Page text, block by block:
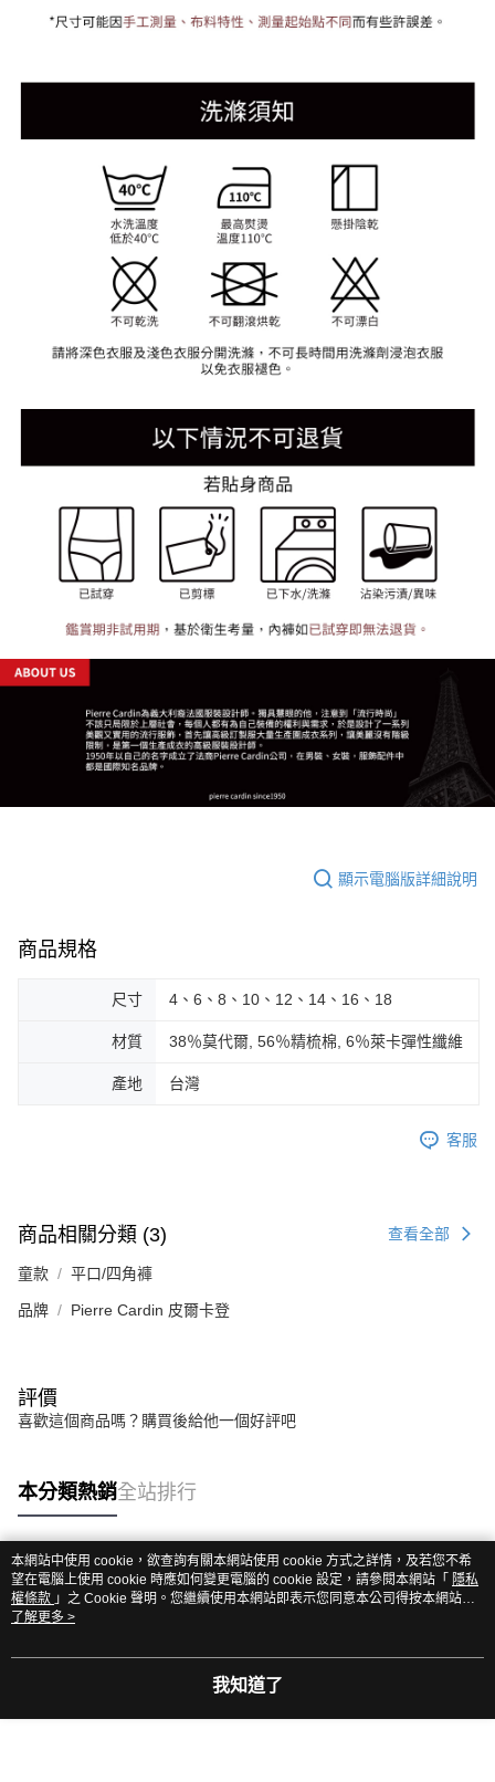
顯示電腦版詳細說明
商品規格
尺寸 4、6、8、10、12、14、16、18
材質 38％莫代爾, 56％精梳棉, 6％萊卡彈性纖維
產地 台灣
客服
商品相關分類 (3) 查看全部
童款 平口/四角褲
品牌 Pierre Cardin 皮爾卡登
評價
喜歡這個商品嗎？購買後給他一個好評吧
本分類熱銷全站排行
熱門標籤
本網站中使用 cookie，欲查詢有關本網站使用 cookie 方式之詳情，及若您不希
望在電腦上使用 cookie 時應如何變更電腦的 cookie 設定，請參閱本網站「 隱私
權條款 」之 Cookie 聲明。您繼續使用本網站即表示您同意本公司得按本網站使
用條款之 Cookie 聲明使用 cookie。
了解更多 >
我知道了